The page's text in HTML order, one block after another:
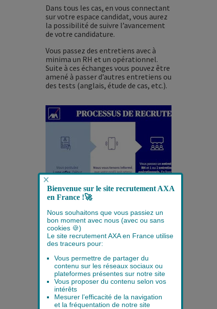
Dans tous les cas, en vous connectant
sur votre espace candidat, vous aurez
la possibilité de suivre l’avancement
de votre candidature.
Vous passez des entretiens avec à
minima un RH et un opérationnel.
Suite à ces échanges vous pouvez être
amené à passer d’autres entretiens ou
des tests (anglais, étude de cas, etc.).
Vous postulez
pour une
alternance
Pour suivre l'état d'avancement de
votre candidature, connectez-vous
sur votre espace candidat.
Bienvenue sur le site recrutement AXA
en France !🚀
Nous souhaitons que vous passiez un
bon moment avec nous (avec ou sans
cookies 🍪)
Le site recrutement AXA en France utilise
des traceurs pour:
Vous permettre de partager du
contenu sur les réseaux sociaux ou
plateformes présentes sur notre site
Vous proposer du contenu selon vos
intérêts
Mesurer l’efficacité de la navigation
et la fréquentation de notre site
×